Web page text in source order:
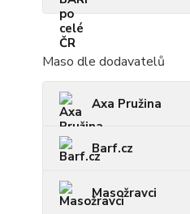
Maso dle dodavatelů
Axa Pružina
Barf.cz
Masožravci